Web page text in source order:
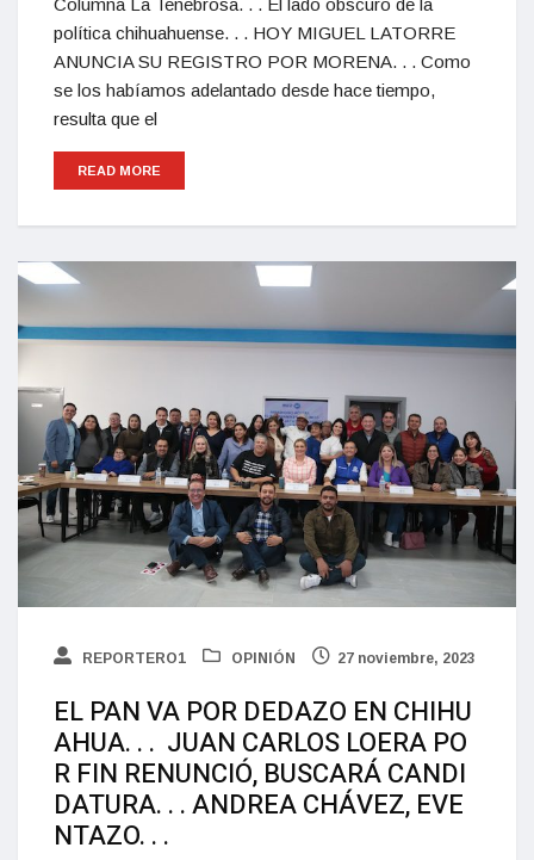
política chihuahuense. . . HOY MIGUEL LATORRE
ANUNCIA SU REGISTRO POR MORENA. . . Como
se los habíamos adelantado desde hace tiempo,
resulta que el
READ MORE
REPORTERO1 OPINIÓN 27 noviembre, 2023
EL PAN VA POR DEDAZO EN CHIHU
AHUA. . . JUAN CARLOS LOERA PO
R FIN RENUNCIÓ, BUSCARÁ CANDI
DATURA. . . ANDREA CHÁVEZ, EVE
NTAZO. . .